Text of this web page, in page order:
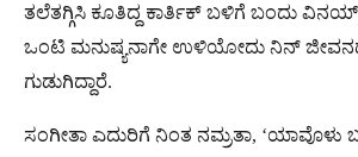
ತಲೆತಗ್ಗಿಸಿ ಕೂತಿದ್ದ ಕಾರ್ತಿಕ್ ಬಳಿಗೆ ಬಂದು ವಿನಯ್,
ಒಂಟಿ ಮನುಷ್ಯನಾಗೇ ಉಳಿಯೋದು ನಿನ್
ಗುಡುಗಿದ್ದಾರೆ.
ಸಂಗೀತಾ ಎದುರಿಗೆ ನಿಂತ ನಮ್ರತಾ,